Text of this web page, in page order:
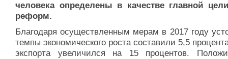
человека определены в качестве главной
реформ.
Благодаря осуществленным мерам в 2017 году
темпы экономического роста составили 5,5
экспорта увеличился на 15 процентов.